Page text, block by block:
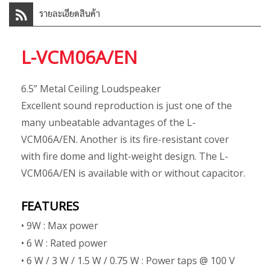
รายละเอียดสินค้า
L-VCM06A/EN
6.5” Metal Ceiling Loudspeaker
Excellent sound reproduction is just one of the
many unbeatable advantages of the L-
VCM06A/EN. Another is its fire-resistant cover
with fire dome and light-weight design. The L-
VCM06A/EN is available with or without capacitor.
FEATURES
• 9W : Max power
• 6 W : Rated power
• 6 W / 3 W / 1.5 W / 0.75 W : Power taps @ 100 V